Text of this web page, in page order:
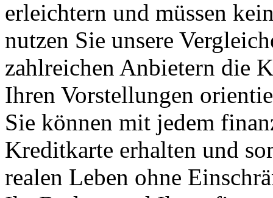
erleichtern und müssen
nutzen Sie unsere
zahlreichen Anbietern die
Ihren Vorstellungen
Sie können mit jedem
Kreditkarte erhalten und
realen Leben ohne